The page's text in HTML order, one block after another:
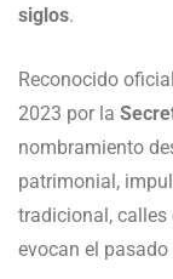
siglos.
Reconocido
2023 por la
nombramiento
patrimonial,
tradicional, calles
evocan el